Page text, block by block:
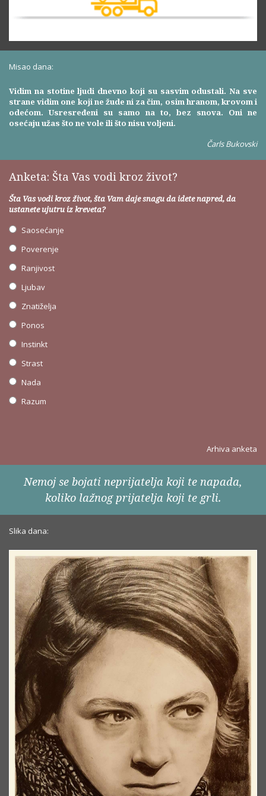
Misao dana:
Vidim na stotine ljudi dnevno koji su sasvim odustali. Na sve
strane vidim one koji ne žude ni za čim, osim hranom, krovom i
odećom. Usresređeni su samo na to, bez snova. Oni ne
osećaju užas što ne vole ili što nisu voljeni.
Čarls Bukovski
Anketa: Šta Vas vodi kroz život?
Šta Vas vodi kroz život, šta Vam daje snagu da idete napred, da
ustanete ujutru iz kreveta?
Saosećanje
Poverenje
Ranjivost
Ljubav
Znatiželja
Ponos
Instinkt
Strast
Nada
Razum
Arhiva anketa
Nemoj se bojati neprijatelja koji te napada,
koliko lažnog prijatelja koji te grli.
Slika dana: